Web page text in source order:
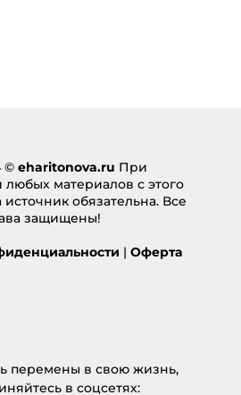
© eharitonova.ru При
любых материалов с этого
источник обязательна. Все
защищены!
| Оферта
перемены в свою жизнь,
в соцсетях: